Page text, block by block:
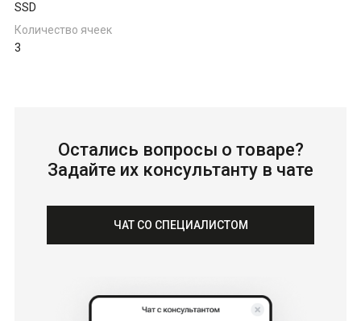
SSD
Количество ячеек
3
Остались вопросы о товаре?
Задайте их консультанту в чате
ЧАТ СО СПЕЦИАЛИСТОМ